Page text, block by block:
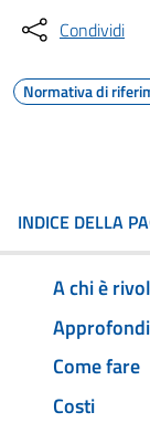
Condividi
Normativa di
INDICE DELLA
A chi è
Come fare
Costi